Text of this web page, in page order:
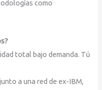
como
total bajo demanda. Tú
a una red de ex-IBM,